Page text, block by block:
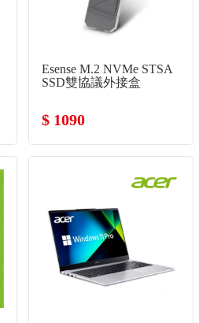
Esense M.2 NVMe STSA
SSD雙協議外接盒
$ 1090